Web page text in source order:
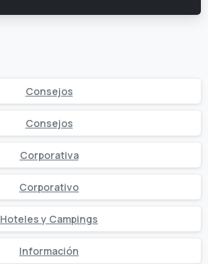
Consejos
Consejos
Corporativa
Corporativo
Hoteles y Campings
Información